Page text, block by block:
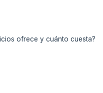
ofrece y cuánto cuesta?